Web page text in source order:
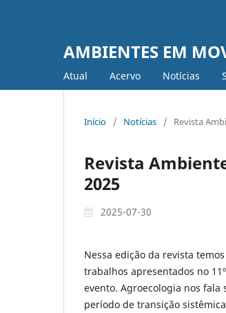
AMBIENTES EM
Atual Acervo Notícias
Início / Notícias / Revista
Revista
2025
2025-07-30
Nessa edição da revista
trabalhos apresentados no
evento. Agroecologia nos fala
período de transição